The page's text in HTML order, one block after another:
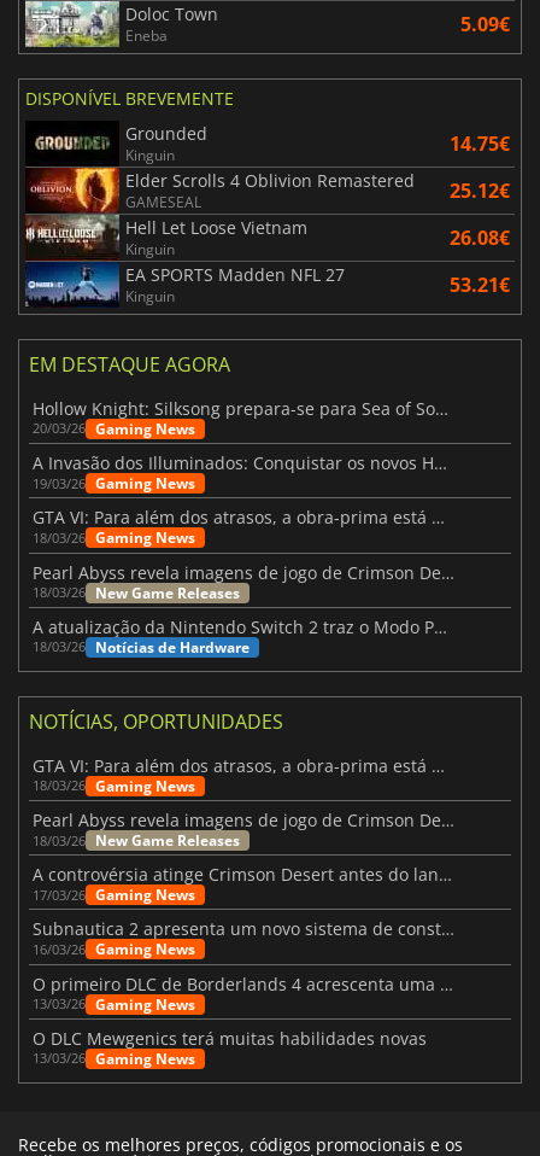
Doloc Town
Eneba 5.09€
DISPONÍVEL BREVEMENTE
Grounded
Kinguin 14.75€
Elder Scrolls 4 Oblivion Remastered
GAMESEAL 25.12€
Hell Let Loose Vietnam
Kinguin 26.08€
EA SPORTS Madden NFL 27
Kinguin 53.21€
EM DESTAQUE AGORA
Hollow Knight: Silksong prepara-se para Sea of Sorrow com um patch
20/03/26 Gaming News
A Invasão dos Illuminados: Conquistar os novos Helldivers 2 Atualização!
19/03/26 Gaming News
GTA VI: Para além dos atrasos, a obra-prima está quase a chegar
18/03/26 Gaming News
Pearl Abyss revela imagens de jogo de Crimson Desert para a PS5
18/03/26 New Game Releases
A atualização da Nintendo Switch 2 traz o Modo Portátil aos jogos mais antigos da Switch
18/03/26 Notícias de Hardware
NOTÍCIAS, OPORTUNIDADES
GTA VI: Para além dos atrasos, a obra-prima está quase a chegar
18/03/26 Gaming News
Pearl Abyss revela imagens de jogo de Crimson Desert para a PS5
18/03/26 New Game Releases
A controvérsia atinge Crimson Desert antes do lançamento
17/03/26 Gaming News
Subnautica 2 apresenta um novo sistema de construção de bases
16/03/26 Gaming News
O primeiro DLC de Borderlands 4 acrescenta uma nova personagem e muito mais
13/03/26 Gaming News
O DLC Mewgenics terá muitas habilidades novas
13/03/26 Gaming News
Recebe os melhores preços, códigos promocionais e os